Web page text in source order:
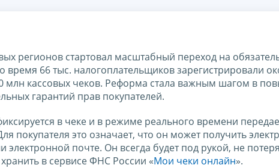
регионов стартовал масштабный переход на
время 66 тыс. налогоплательщиков зарегистрировали
млн кассовых чеков. Реформа стала важным шагом в
гарантий прав покупателей.
в чеке и в режиме реального времени
покупателя это означает, что он может получить
почте. Он всегда будет под рукой, не
в сервисе ФНС России «Мои чеки онлайн».